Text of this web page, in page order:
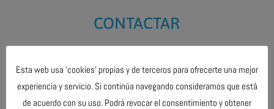
CONTACTAR
Esta web usa 'cookies' propias y de terceros para ofrecerte una mejor
experiencia y servicio. Si continúa navegando consideramos que está
de acuerdo con su uso. Podrá revocar el consentimiento y obtener